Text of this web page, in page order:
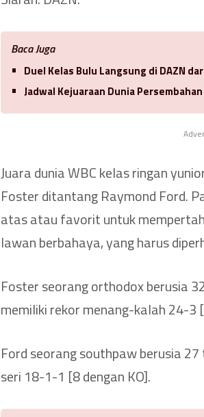
Baca Juga
Duel Kelas Bulu Langsung di DAZN
Jadwal Kejuaraan Dunia
Juara dunia WBC kelas ringan
Foster ditantang Raymond Ford.
atas atau favorit untuk
lawan berbahaya, yang harus
Foster seorang orthodox berusia
memiliki rekor menang-kalah 24-3
Ford seorang southpaw berusia
seri 18-1-1 [8 dengan KO].